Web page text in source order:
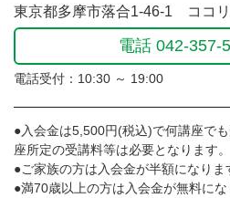
東京都多摩市落合1-46-1 ココ
電話 042-357-
電話受付：10:30 ～ 19:00
●入会金は5,500円(税込)で何講座で
座所定の受講料等は必要となります。
●ご家族の方は入会金が半額になりま
●満70歳以上の方は入会金が無料に